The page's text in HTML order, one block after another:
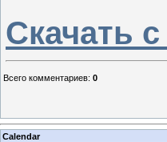
Скачать
Всего комментариев: 0
Calendar